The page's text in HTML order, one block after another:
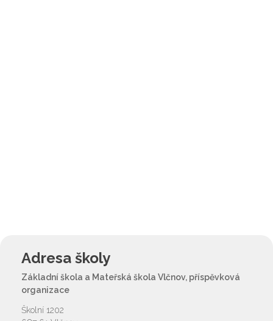
Adresa školy
Základní škola a Mateřská škola Vlčnov, příspěvková
organizace
Školní 1202